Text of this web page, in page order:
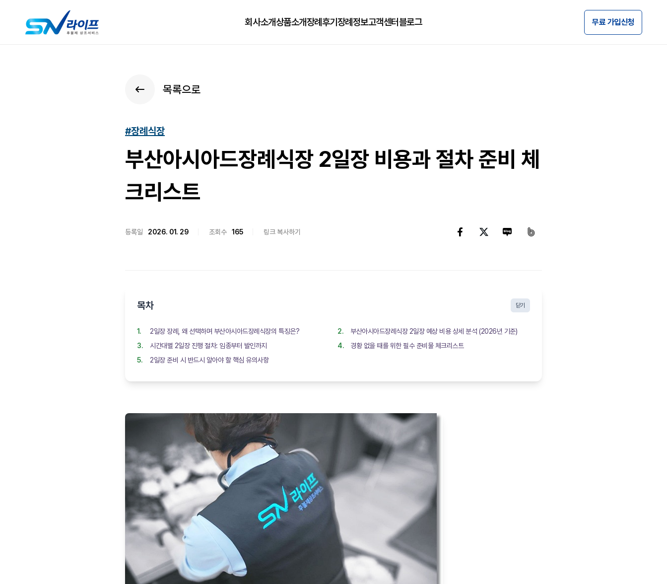
회사소개상품소개장례후기 장례정보고객센터블로그 무료 가입신청
목록으로
#장례식장
부산아시아드장례식장 2일장 비용과 절차 준비 체
크리스트
등록일 2026. 01. 29 조회수 165 링크 복사하기
목차 닫기
2일장 장례, 왜 선택하며 부산아시아드장례식장의 특징은?
부산아시아드장례식장 2일장 예상 비용 상세 분석 (2026년 기준)
시간대별 2일장 진행 절차: 임종부터 발인까지
경황 없을 때를 위한 필수 준비물 체크리스트
2일장 준비 시 반드시 알아야 할 핵심 유의사항